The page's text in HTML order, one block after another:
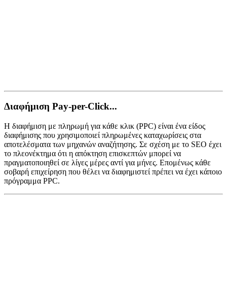
Διαφήμιση Pay-per-Click...
Η διαφήμιση με πληρωμή για κάθε κλικ (PPC) είναι ένα είδος
διαφήμισης που χρησιμοποιεί πληρωμένες καταχωρίσεις στα
αποτελέσματα των μηχανών αναζήτησης. Σε σχέση με το SEO έχει
το πλεονέκτημα ότι η απόκτηση επισκεπτών μπορεί να
πραγματοποιηθεί σε λίγες μέρες αντί για μήνες. Επομένως κάθε
σοβαρή επιχείρηση που θέλει να διαφημιστεί πρέπει να έχει κάποιο
πρόγραμμα PPC.